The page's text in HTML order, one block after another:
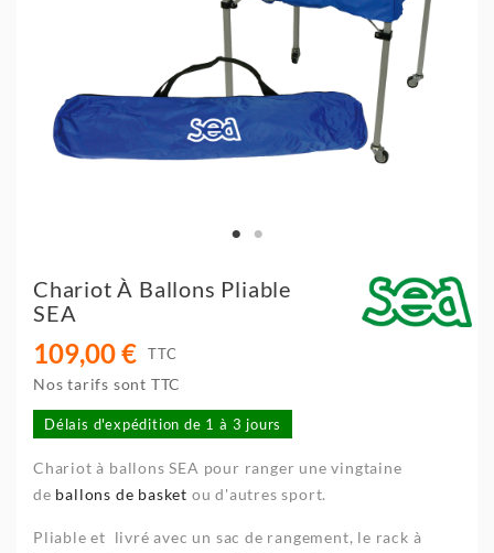
Chariot À Ballons Pliable
SEA
109,00 € TTC
Nos tarifs sont TTC
Délais d'expédition de 1 à 3 jours
Chariot à ballons SEA pour ranger une vingtaine
de ballons de basket ou d'autres sport.
Pliable et livré avec un sac de rangement, le rack à